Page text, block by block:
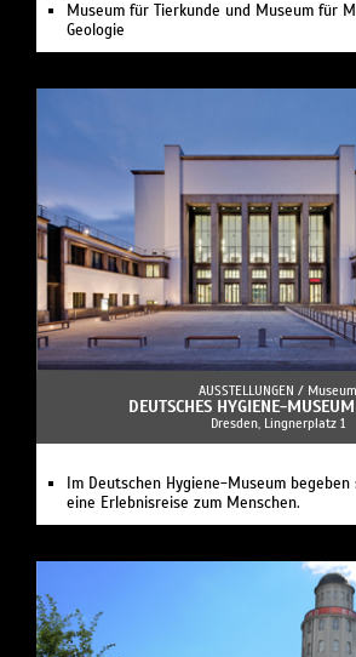
Museum für Tierkunde und Museum für
Geologie
AUSSTELLUNGEN / Museum
DEUTSCHES HYGIENE-
Dresden, Lingnerplatz 1
Im Deutschen Hygiene-Museum
eine Erlebnisreise zum Menschen.